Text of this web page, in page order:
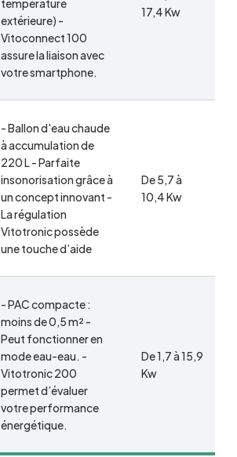
température
extérieure) -
Vitoconnect 100
assure la liaison avec
votre smartphone.
17,4 Kw
- Ballon d'eau chaude
à accumulation de
220 L - Parfaite
insonorisation grâce à
un concept innovant -
La régulation
Vitotronic possède
une touche d’aide
De 5,7 à
10,4 Kw
- PAC compacte :
moins de 0,5 m² -
Peut fonctionner en
mode eau-eau. -
Vitotronic 200
permet d’évaluer
votre performance
énergétique.
De 1,7 à 15,9
Kw